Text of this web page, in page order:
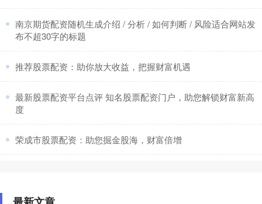
​南京期货配资随机生成介绍 / 分析 / 如何判断 / 风险适合网站发
布不超30字的标题
​推荐股票配资：助你放大收益，把握财富机遇
​最新股票配资平台点评 知名股票配资门户，助您解锁财富新高
度
​荣成市股票配资：助您掘金股海，财富倍增